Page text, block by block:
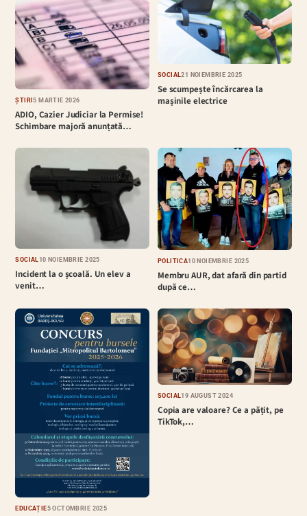
ȘTIRI5 MARTIE 2026
ADIO, Cazier Judiciar la Permise!
Schimbare majoră anunțată…
SOCIAL21 NOIEMBRIE 2025
Se scumpește încărcarea la
mașinile electrice
SOCIAL 10 NOIEMBRIE 2025
Incident la o școală. Un elev a
venit…
POLITICĂ10 NOIEMBRIE 2025
Membru AUR, dat afară din partid
după ce…
EDUCAȚIE5 OCTOMBRIE 2025
SOCIAL19 AUGUST 2024
Copia are valoare? Ce a pățit, pe
TikTok,…